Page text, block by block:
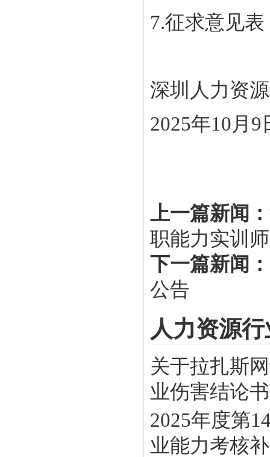
7.征求意见表
深圳人力资
2025年10月 9
上一篇新闻：
职能力实训
下一篇新闻：
公告
人力资源
关于拉扎斯
业伤害结论
2025年度第
业能力考核